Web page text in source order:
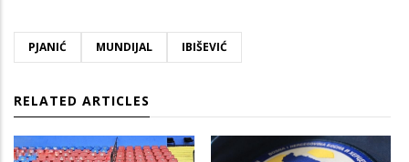
PJANIĆ MUNDIJAL IBIŠEVIĆ
RELATED ARTICLES